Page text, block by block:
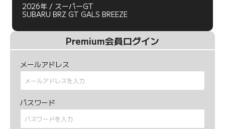
2026年 / スーパーGT
SUBARU BRZ GT GALS BREEZE
Premium会員ログイン
メールアドレス
パスワード